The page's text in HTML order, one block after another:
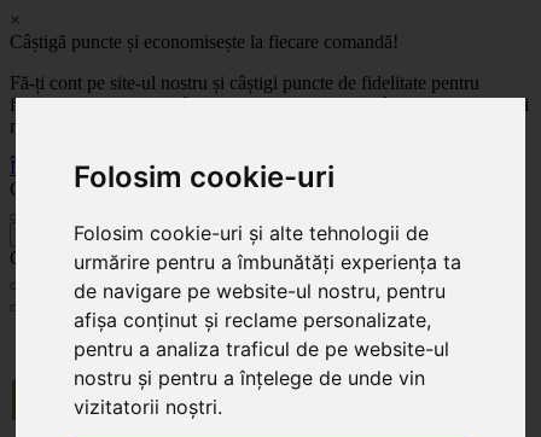
Folosim cookie-uri
Folosim cookie-uri și alte tehnologii de
urmărire pentru a îmbunătăți experiența ta
de navigare pe website-ul nostru, pentru
afișa conținut și reclame personalizate,
pentru a analiza traficul de pe website-ul
nostru și pentru a înțelege de unde vin
vizitatorii noștri.
×
Câștigă puncte și economisește la fiecare comandă!
Fă-ți cont pe site-ul nostru și câștigi puncte de fidelitate pentru
fiecare comandă! Cu cât comanzi mai mult, cu atât economisești mai
mult!
Înregistrează-te acum
Celoplast
Celoplast
Transportul este GRATUIT pentru comenzile mai mari de 350 Lei. Comanda minimă în
valoare de 100 Lei. Expediere în 1 - 2 zile lucrătoare.